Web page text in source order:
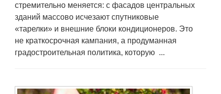
стремительно меняется: с фасадов центральных
зданий массово исчезают спутниковые
«тарелки» и внешние блоки кондиционеров. Это
не краткосрочная кампания, а продуманная
градостроительная политика, которую ...